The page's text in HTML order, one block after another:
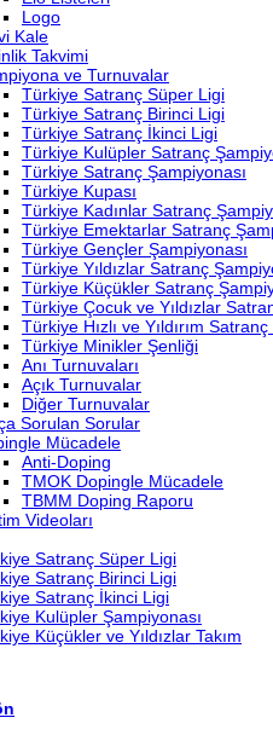
Logo
Kale
Takvimi
ve Turnuvalar
Türkiye Satranç Süper Ligi
Türkiye Satranç Birinci Ligi
Türkiye Satranç İkinci Ligi
Türkiye Kulüpler Satranç
Türkiye Satranç Şampiyonası
Türkiye Kupası
Türkiye Kadınlar Satranç
Türkiye Emektarlar Satranç
Türkiye Gençler Şampiyonası
Türkiye Yıldızlar Satranç
Türkiye Küçükler Satranç
Türkiye Çocuk ve Yıldızlar
Türkiye Hızlı ve Yıldırım
Türkiye Minikler Şenliği
Anı Turnuvaları
Açık Turnuvalar
Diğer Turnuvalar
Sorulan Sorular
Mücadele
Anti-Doping
TMOK Dopingle Mücadele
TBMM Doping Raporu
Videoları
Satranç Süper Ligi
Satranç Birinci Ligi
Satranç İkinci Ligi
Kulüpler Şampiyonası
Küçükler ve Yıldızlar Takım